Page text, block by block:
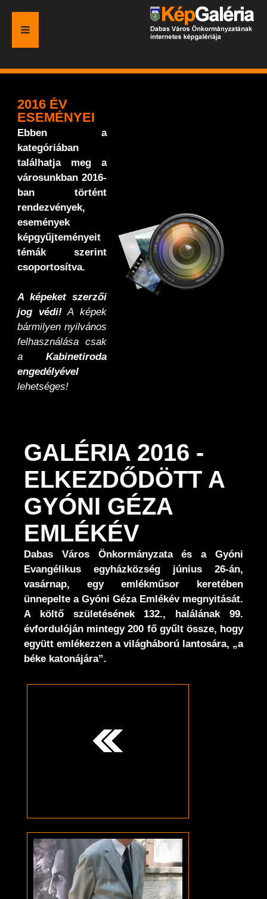
FŐOLDAL
GALÉRIA
ESEMÉNYEK
VÁROSI HONLAP
2016 ÉV
ESEMÉNYEI
Ebben a
kategóriában
találhatja meg a
városunkban 2016-
ban történt
rendezvények,
események
képgyűjteményeit
témák szerint
csoportosítva.
A képeket szerzői
jog védi!A képek
bármilyen nyilvános
felhasználása csak
a Kabinetiroda
engedélyével
lehetséges!
GALÉRIA 2016 -
ELKEZDŐDÖTT A
GYÓNI GÉZA
EMLÉKÉV
Dabas Város Önkormányzata és a Gyóni
Evangélikus egyházközség június 26-án,
vasárnap, egy emlékműsor keretében
ünnepelte a Gyóni Géza Emlékév megnyitását.
A költő születésének 132., halálának 99.
évfordulóján mintegy 200 fő gyűlt össze, hogy
együtt emlékezzen a világháború lantosára, „a
béke katonájára”.